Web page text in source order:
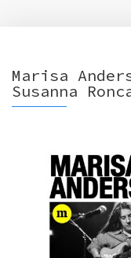
Marisa
Susanna